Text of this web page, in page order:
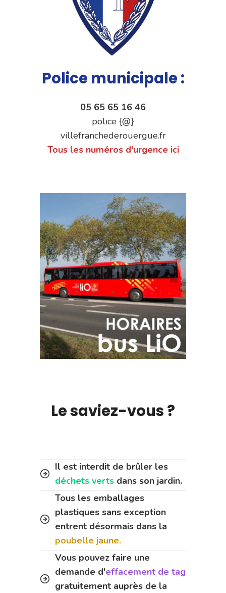
Police municipale :
05 65 65 16 46
police {@}
villefranchederouergue.fr
Tous les numéros d'urgence ici
Le saviez-vous ?
Il est interdit de brûler les
déchets verts dans son jardin.
Tous les emballages
plastiques sans exception
entrent désormais dans la
poubelle jaune.
Vous pouvez faire une
demande d'effacement de tag
gratuitement auprès de la